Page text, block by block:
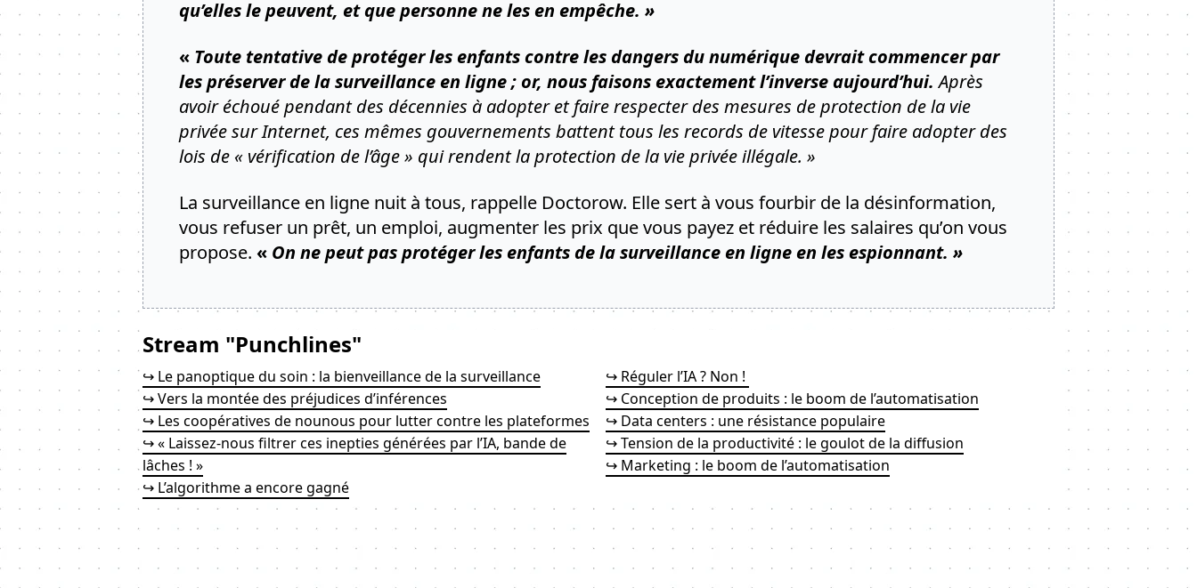
qu’elles le peuvent, et que personne ne les en empêche. »
« Toute tentative de protéger les enfants contre les dangers du numérique devrait commencer par
les préserver de la surveillance en ligne ; or, nous faisons exactement l’inverse aujourd’hui.Après
avoir échoué pendant des décennies à adopter et faire respecter des mesures de protection de la vie
privée sur Internet, ces mêmes gouvernements battent tous les records de vitesse pour faire adopter des
lois de « vérification de l’âge » qui rendent la protection de la vie privée illégale. »
La surveillance en ligne nuit à tous, rappelle Doctorow. Elle sert à vous fourbir de la désinformation,
vous refuser un prêt, un emploi, augmenter les prix que vous payez et réduire les salaires qu’on vous
propose. « On ne peut pas protéger les enfants de la surveillance en ligne en les espionnant. »
Stream "Punchlines"
↪ Le panoptique du soin : la bienveillance de la surveillance
↪ Vers la montée des préjudices d’inférences
↪ Les coopératives de nounous pour lutter contre les plateformes
↪ « Laissez-nous filtrer ces inepties générées par l’IA, bande de
lâches ! »
↪ L’algorithme a encore gagné
↪ Réguler l’IA ? Non !
↪ Conception de produits : le boom de l’automatisation
↪ Data centers : une résistance populaire
↪ Tension de la productivité : le goulot de la diffusion
↪ Marketing : le boom de l’automatisation